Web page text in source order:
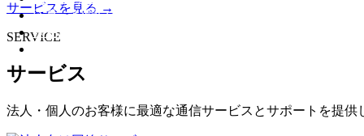
応募・お問い合わせ
採用情報
サービスを見る →
SERVICE
サービス
法人・個人のお客様に最適な通信サービスとサポートを提供